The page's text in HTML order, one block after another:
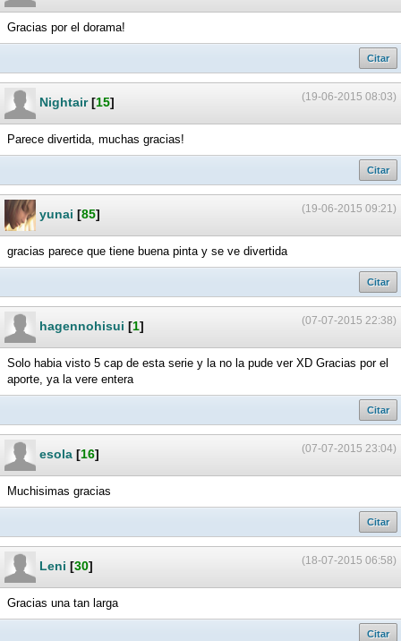
Gracias por el dorama!
Citar
(19-06-2015 08:03)
Nightair[15]
Parece divertida, muchas gracias!
Citar
(19-06-2015 09:21)
yunai [85]
gracias parece que tiene buena pinta y se ve divertida
Citar
(07-07-2015 22:38)
hagennohisui [1]
Solo habia visto 5 cap de esta serie y la no la pude ver XD Gracias por el
aporte, ya la vere entera
Citar
(07-07-2015 23:04)
esola [16]
Muchisimas gracias
Citar
(18-07-2015 06:58)
Leni [30]
Gracias una tan larga
Citar